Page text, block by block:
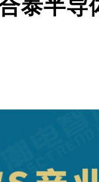
泰半导